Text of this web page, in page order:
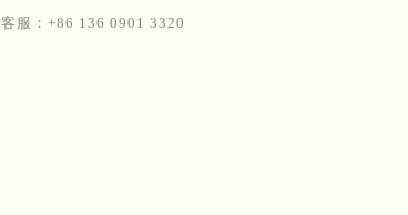
客服：+86 136 0901 3320